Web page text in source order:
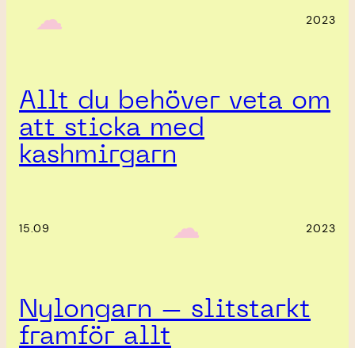
‎ ‎‎ ☁︎‎‎ 2023
Allt du behöver veta om
att sticka med
kashmirgarn
15.09 ‎ ‎‎ ☁︎‎‎ 2023
Nylongarn – slitstarkt
framför allt